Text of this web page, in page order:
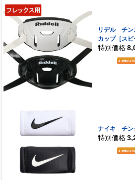
リデル チン
カップ［スピ
特別価格
ナイキ チン
特別価格